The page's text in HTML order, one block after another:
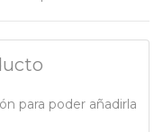
para poder añadirla